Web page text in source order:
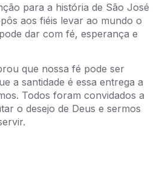
para a história de São José
aos fiéis levar ao mundo o
dar com fé, esperança e
que nossa fé pode ser
a santidade é essa entrega a
Todos foram convidados a
o desejo de Deus e sermos